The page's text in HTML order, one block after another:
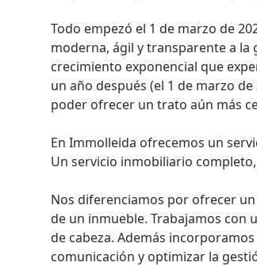
Todo empezó el 1 de marzo de
moderna, ágil y transparente a
crecimiento exponencial que
un año después (el 1 de marzo
poder ofrecer un trato aún más
En Immolleida ofrecemos un
Un servicio inmobiliario
Nos diferenciamos por ofrecer
de un inmueble. Trabajamos
de cabeza. Además
comunicación y optimizar la